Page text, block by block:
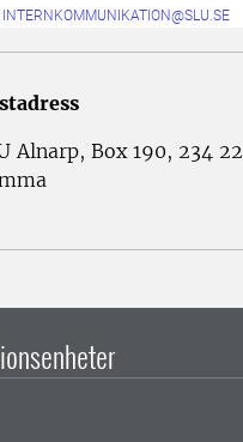
INTERNKOMMUNIKATION@SLU.SE
Alnarp, Box 190, 234 22